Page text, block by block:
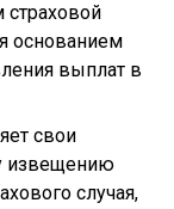
страховой
основанием
выплат в
свои
извещению
случая,